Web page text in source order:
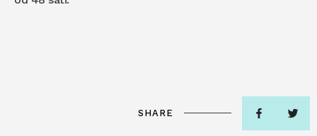
SHARE